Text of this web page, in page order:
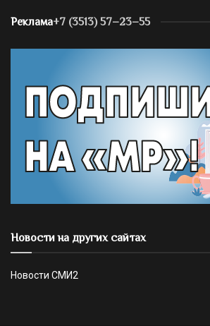
Реклама+7 (3513) 57–23–55
Новости на других сайтах
Новости СМИ2